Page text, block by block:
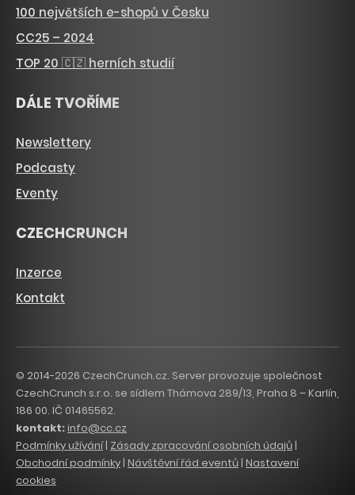
100 největších e-shopů v Česku
CC25 – 2024
TOP 20 🇨🇿 herních studií
DÁLE TVOŘÍME
Newslettery
Podcasty
Eventy
CZECHCRUNCH
Inzerce
Kontakt
© 2014-2026 CzechCrunch.cz. Server provozuje společnost
CzechCrunch s.r.o. se sídlem Thámova 289/13, Praha 8 – Karlín,
186 00. IČ 01465562.
kontakt:info@cc.cz
Podmínky užívání| Zásady zpracování osobních údajů |
Obchodní podmínky | Návštěvní řád eventů | Nastavení
cookies